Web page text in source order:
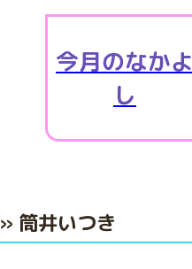
今月のなかよ
し
» 筒井いつき